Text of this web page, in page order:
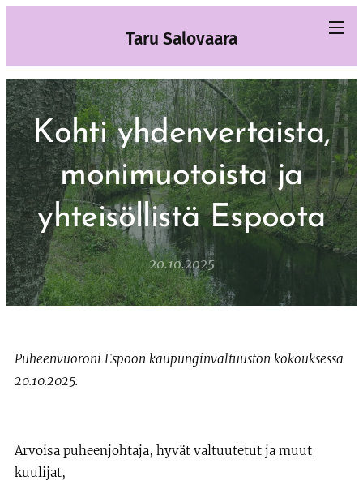
Taru Salovaara
Kohti yhdenvertaista,
monimuotoista ja
yhteisöllistä Espoota
20.10.2025
Puheenvuoroni Espoon kaupunginvaltuuston kokouksessa
20.10.2025.
Arvoisa puheenjohtaja, hyvät valtuutetut ja muut
kuulijat,